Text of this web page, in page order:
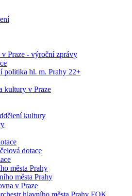
Praze - výroční zprávy
politika hl. m. Prahy 22+
kultury v Praze
kultury
dotace
města Prahy
města Prahy
v Praze
hlavního města Prahy FOK